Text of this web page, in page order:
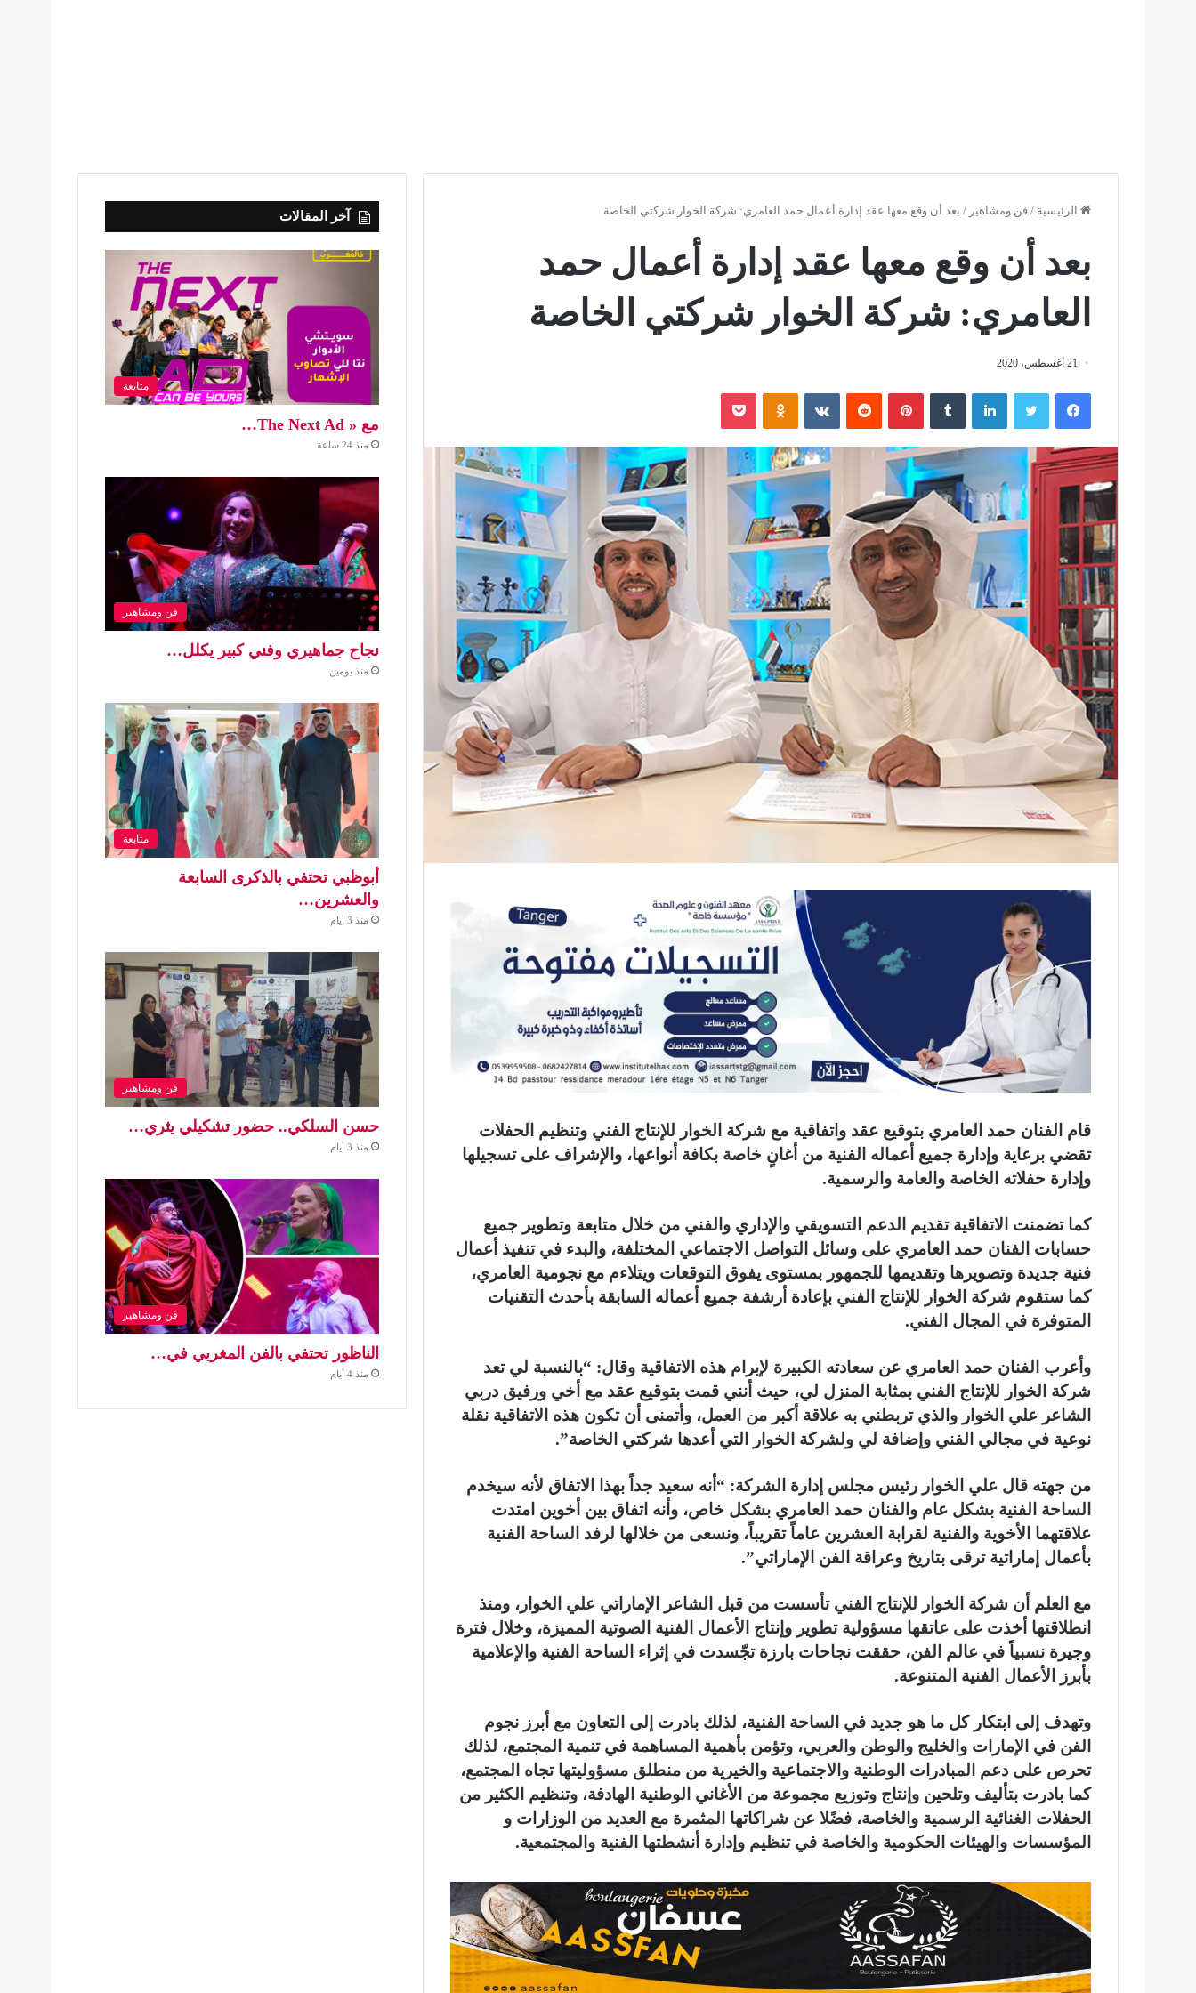
الرئيسية / فن ومشاهير / بعد أن وقع معها عقد إدارة أعمال حمد العامري: شركة الخوار شركتي الخاصة
بعد أن وقع معها عقد إدارة أعمال حمد
العامري: شركة الخوار شركتي الخاصة
21 أغسطس، 2020
فيسبوك تويتر لينكدإن بينتيريست Odnoklassniki
بوكيت
قام الفنان حمد العامري بتوقيع عقد واتفاقية مع شركة الخوار للإنتاج الفني وتنظيم الحفلات
تقضي برعاية وإدارة جميع أعماله الفنية من أغانٍ خاصة بكافة أنواعها، والإشراف على تسجيلها
وإدارة حفلاته الخاصة والعامة والرسمية.
كما تضمنت الاتفاقية تقديم الدعم التسويقي والإداري والفني من خلال متابعة وتطوير جميع
حسابات الفنان حمد العامري على وسائل التواصل الاجتماعي المختلفة، والبدء في تنفيذ أعمال
فنية جديدة وتصويرها وتقديمها للجمهور بمستوى يفوق التوقعات ويتلاءم مع نجومية العامري،
كما ستقوم شركة الخوار للإنتاج الفني بإعادة أرشفة جميع أعماله السابقة بأحدث التقنيات
المتوفرة في المجال الفني.
وأعرب الفنان حمد العامري عن سعادته الكبيرة لإبرام هذه الاتفاقية وقال: “بالنسبة لي تعد
شركة الخوار للإنتاج الفني بمثابة المنزل لي، حيث أنني قمت بتوقيع عقد مع أخي ورفيق دربي
الشاعر علي الخوار والذي تربطني به علاقة أكبر من العمل، وأتمنى أن تكون هذه الاتفاقية نقلة
نوعية في مجالي الفني وإضافة لي ولشركة الخوار التي أعدها شركتي الخاصة”.
من جهته قال علي الخوار رئيس مجلس إدارة الشركة: “أنه سعيد جداً بهذا الاتفاق لأنه سيخدم
الساحة الفنية بشكل عام والفنان حمد العامري بشكل خاص، وأنه اتفاق بين أخوين امتدت
علاقتهما الأخوية والفنية لقرابة العشرين عاماً تقريباً، ونسعى من خلالها لرفد الساحة الفنية
بأعمال إماراتية ترقى بتاريخ وعراقة الفن الإماراتي”.
مع العلم أن شركة الخوار للإنتاج الفني تأسست من قبل الشاعر الإماراتي علي الخوار، ومنذ
انطلاقتها أخذت على عاتقها مسؤولية تطوير وإنتاج الأعمال الفنية الصوتية المميزة، وخلال فترة
وجيرة نسبياً في عالم الفن، حققت نجاحات بارزة تجّسدت في إثراء الساحة الفنية والإعلامية
بأبرز الأعمال الفنية المتنوعة.
وتهدف إلى ابتكار كل ما هو جديد في الساحة الفنية، لذلك بادرت إلى التعاون مع أبرز نجوم
الفن في الإمارات والخليج والوطن والعربي، وتؤمن بأهمية المساهمة في تنمية المجتمع، لذلك
تحرص على دعم المبادرات الوطنية والاجتماعية والخيرية من منطلق مسؤوليتها تجاه المجتمع،
كما بادرت بتأليف وتلحين وإنتاج وتوزيع مجموعة من الأغاني الوطنية الهادفة، وتنظيم الكثير من
الحفلات الغنائية الرسمية والخاصة، فضًلا عن شراكاتها المثمرة مع العديد من الوزارات و
المؤسسات والهيئات الحكومية والخاصة في تنظيم وإدارة أنشطتها الفنية والمجتمعية.
آخر المقالات
متابعة
مع « The Next Ad…
منذ 24 ساعة
فن ومشاهير
نجاح جماهيري وفني كبير يكلل…
منذ يومين
متابعة
أبوظبي تحتفي بالذكرى السابعة
والعشرين…
منذ 3 أيام
فن ومشاهير
حسن السلكي.. حضور تشكيلي يثري…
منذ 3 أيام
فن ومشاهير
الناظور تحتفي بالفن المغربي في…
منذ 4 أيام